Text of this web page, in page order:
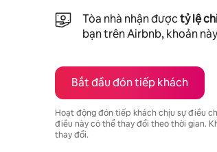
Tòa nhà nhận đượctỷ lệ
bạn trên Airbnb, khoản
Bắt đầu đón tiếp khách
Hoạt động đón tiếp khách chịu sự điều
điều này có thể thay đổi theo thời gian.
thay đổi.